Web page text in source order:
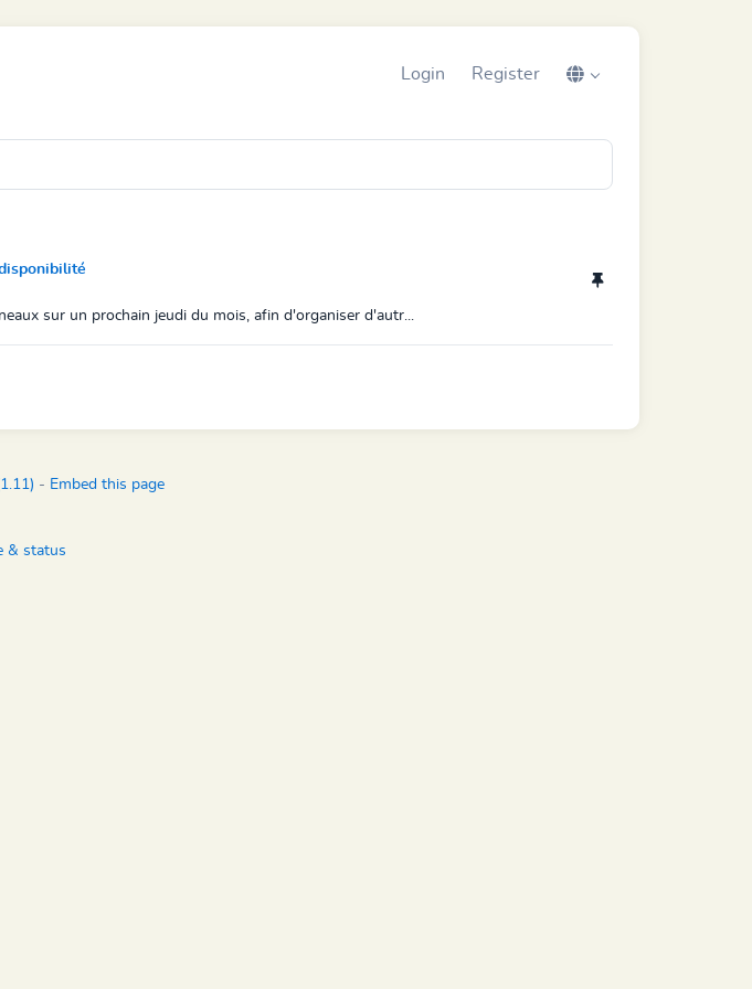
Login Register
sur un prochain jeudi du mois, afin d'organiser d'autr...
- Embed this page
& status